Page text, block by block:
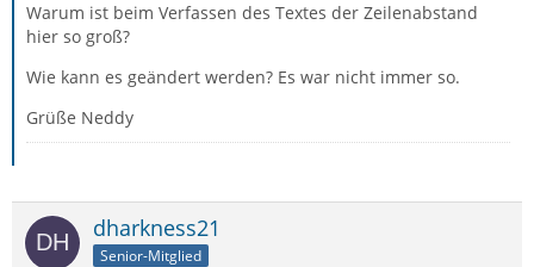
Warum ist beim Verfassen des Textes der Zeilenabstand
hier so groß?
Wie kann es geändert werden? Es war nicht immer so.
Grüße Neddy
dharkness21
Senior-Mitglied